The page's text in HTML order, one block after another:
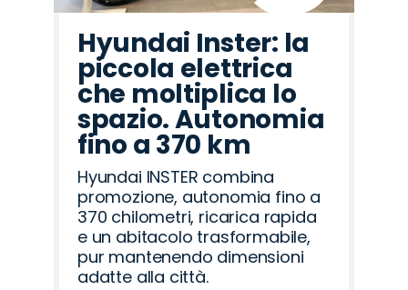
Hyundai Inster: la
piccola elettrica
che moltiplica lo
spazio. Autonomia
fino a 370 km
Hyundai INSTER combina
promozione, autonomia fino a
370 chilometri, ricarica rapida
e un abitacolo trasformabile,
pur mantenendo dimensioni
adatte alla città.